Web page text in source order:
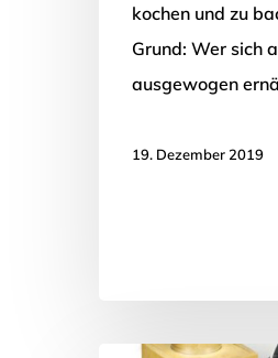
kochen und zu
Grund: Wer sich
ausgewogen
19. Dezember 2019